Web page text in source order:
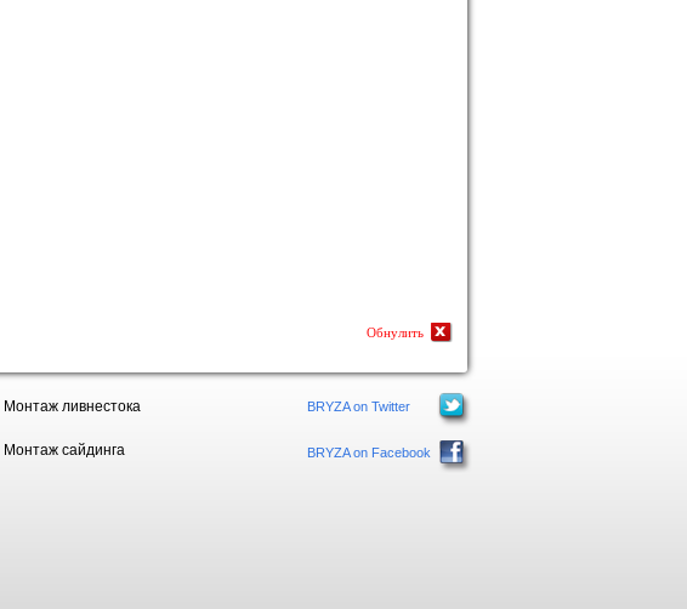
Обнулить
Монтаж ливнестока
Монтаж сайдинга
BRYZA on Twitter
BRYZA on Facebook